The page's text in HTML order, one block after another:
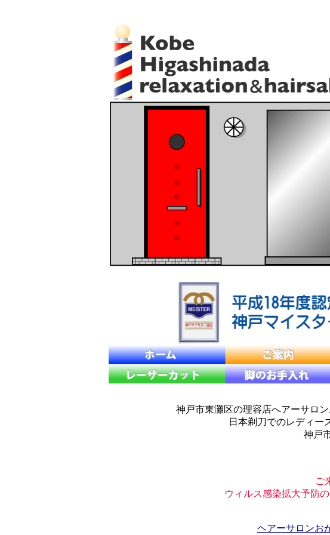
神戸市東灘区の理容店へアーサロ
日本剃刀でのレディー
神戸
ご
ウィルス感染拡大予防
ヘアーサロンお